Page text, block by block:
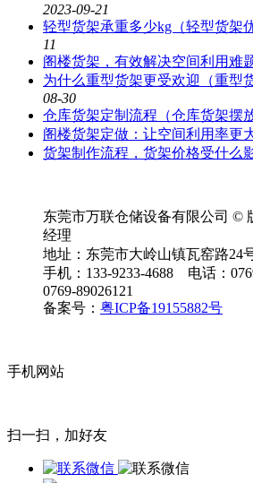
2023-09-21
轻型货架承重多少kg（轻型货架
11
阁楼货架，有效解决空间利用难
为什么重型货架更受欢迎（重型
08-30
仓库货架定制流程（仓库货架摆
阁楼货架定做：让空间利用率更
货架制作流程，货架价格受什么
东莞市万联仓储设备有限公司
经理
地址：东莞市大岭山镇瓦窑路24
手机：133-9233-4688 电话：
0769-89026121
备案号： 粤ICP备19155882号
手机网站
扫一扫，加好友